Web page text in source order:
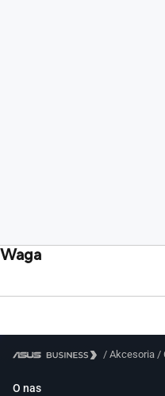
Waga
/ Akcesoria /
O nas